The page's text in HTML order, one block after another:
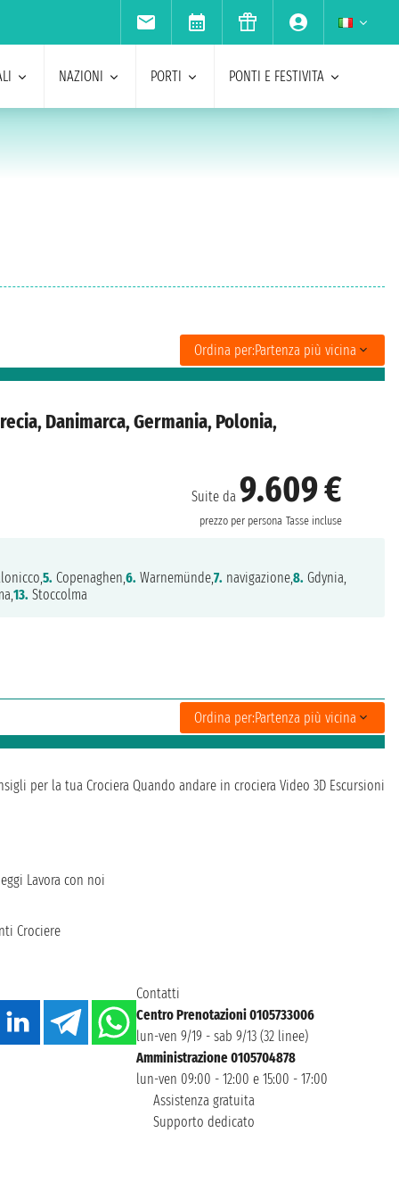
NAZIONI PORTI PONTI E FESTIVITA
Ordina per:Partenza più vicina
Danimarca, Germania, Polonia,
Suite da 9.609 €
prezzo per persona Tasse incluse
5. Copenaghen,6. Warnemünde,7. navigazione,8. Gdynia,
13. Stoccolma
Ordina per:Partenza più vicina
per la tua Crociera Quando andare in crociera Video 3D Escursioni
Lavora con noi
Crociere
Contatti
Centro Prenotazioni 0105733006
lun-ven 9/19 - sab 9/13 (32 linee)
Amministrazione 0105704878
lun-ven 09:00 - 12:00 e 15:00 - 17:00
Assistenza gratuita
Supporto dedicato